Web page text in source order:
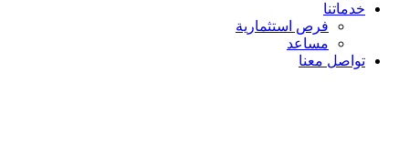
خدماتنا
فرص استثمارية
مساعد
تواصل معنا